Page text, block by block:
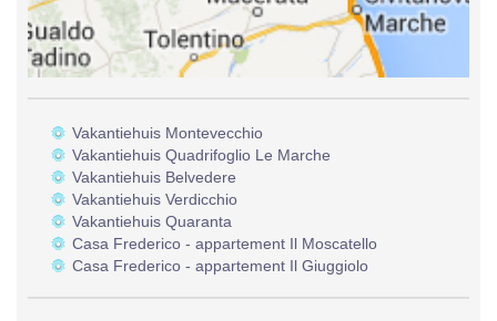
Vakantiehuis Montevecchio
Vakantiehuis Quadrifoglio Le Marche
Vakantiehuis Belvedere
Vakantiehuis Verdicchio
Vakantiehuis Quaranta
Casa Frederico - appartement Il Moscatello
Casa Frederico - appartement Il Giuggiolo